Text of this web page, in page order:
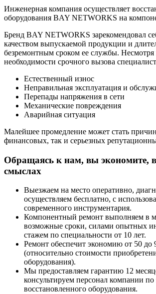
Инженерная компания осуществляет
оборудования BAY NETWORKS на
Бренд BAY NETWORKS зарекомендовал
качеством выпускаемой продукции и
безремонтным сроком ее службы. Несмотря
необходимости срочного вызова
Естественный износ
Неправильная эксплуатация и
Перепады напряжения в сети
Механические повреждения
Аварийная ситуация
Малейшее промедление может стать
финансовых, так и серьезных
Обращаясь к нам, вы экономите,
смыслах
Выезжаем на место оперативно,
осуществляем бесплатно, с
современного инструментария.
Компонентный ремонт выполняем в
возможные сроки, силами опытных
стажем по специальности от 10 лет.
Ремонт обеспечит экономию от 50 до
(относительно стоимости
оборудования).
Мы предоставляем гарантию 12
консультируем персонал компании по
восстановленного оборудования.